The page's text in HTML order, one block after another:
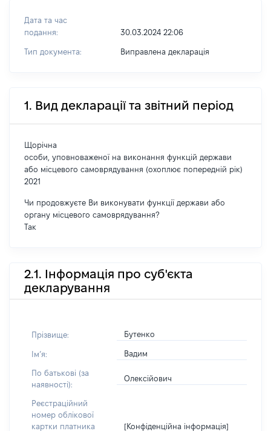
Дата та час
подання:
30.03.2024 22:06
Тип документа: Виправлена декларація
1. Вид декларації та звітний період
Щорічна
особи, уповноваженої на виконання функцій держави
або місцевого самоврядування (охоплює попередній рік)
2021
Чи продовжуєте Ви виконувати функції держави або
органу місцевого самоврядування?
Так
2.1. Інформація про суб'єкта
декларування
Прізвище: Бутенко
Імʼя: Вадим
По батькові (за
наявності):
Олексійович
Реєстраційний
номер облікової
картки платника
[Конфіденційна інформація]